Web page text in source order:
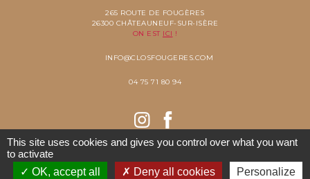
265 ROUTE DE FOUGÈRES
26300 CHÂTEAUNEUF-SUR-ISÈRE
ON EST ICI !
INFO@CLOSFOUGERES.COM
04 75 71 80 94
COPYRIGHT 2021 CLOS FOUGÈRES -MENTIONS LÉGALES - ©RÉALISÉ PAR
STARTEO2026 - CGV
This site uses cookies and gives you control over what you want
to activate
OK, accept all
Deny all cookies Personalize